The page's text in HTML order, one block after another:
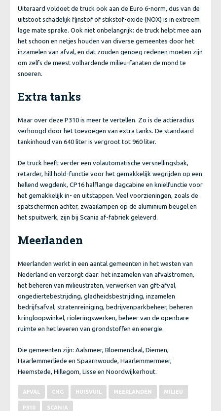
Uiteraard voldoet de truck ook aan de Euro 6-norm, dus van de
uitstoot schadelijk fijnstof of stikstof-oxide (NOX) is in extreem
lage mate sprake. Ook niet onbelangrijk: de truck helpt mee aan
het schoon en netjes houden van diverse gemeentes door het
inzamelen van afval, en dat zouden genoeg redenen moeten zijn
om zelfs de meest volhardende milieu-fanaten de mond te
snoeren.
Extra tanks
Maar over deze P310 is meer te vertellen. Zo is de actieradius
verhoogd door het toevoegen van extra tanks. De standaard
tankinhoud van 640 liter is vergroot tot 960 liter.
De truck heeft verder een volautomatische versnellingsbak,
retarder, hill hold-functie voor het gemakkelijk wegrijden op een
hellend wegdenk, CP16 halflange dagcabine en knielfunctie voor
het gemakkelijk in- en uitstappen. Veel voorzieningen, zoals de
spatschermen achter, zwaailampen op de aluminium beugel en
het spuitwerk, zijn bij Scania af-fabriek geleverd.
Meerlanden
Meerlanden werkt in een aantal gemeenten in het westen van
Nederland en verzorgt daar: het inzamelen van afvalstromen,
het beheren van milieustraten, verwerken van gft-afval,
ongediertebestrijding, gladheidsbestrijding, inzamelen
bedrijfsafval, stratenreiniging, bedrijvenparkbeheer, beheren
kringloopwinkel, rioleringswerken, beheer van de openbare
ruimte en het leveren van grondstoffen en energie.
Die gemeenten zijn: Aalsmeer, Bloemendaal, Diemen,
Haarlemmerliede en Spaarnwoude, Haarlemmermeer,
Heemstede, Hillegom, Lisse en Noordwijkerhout.
AFVAL CNG HUISVUIL MEERLANDEN MILIEU
P310 SCANIA